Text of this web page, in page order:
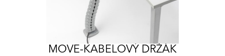
MOVE-KABELOVÝ DRŽÁK